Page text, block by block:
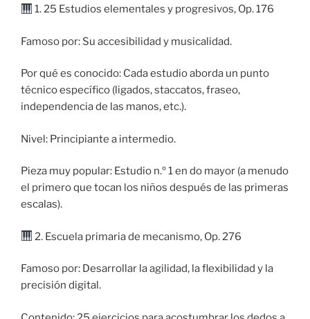
1. 25 Estudios elementales y progresivos, Op. 176
Famoso por: Su accesibilidad y musicalidad.
Por qué es conocido: Cada estudio aborda un punto
técnico específico (ligados, staccatos, fraseo,
independencia de las manos, etc.).
Nivel: Principiante a intermedio.
Pieza muy popular: Estudio n.º 1 en do mayor (a menudo
el primero que tocan los niños después de las primeras
escalas).
2. Escuela primaria de mecanismo, Op. 276
Famoso por: Desarrollar la agilidad, la flexibilidad y la
precisión digital.